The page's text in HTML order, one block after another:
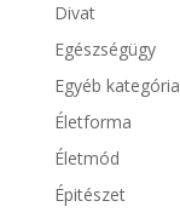
Divat
Egészségügy
Egyéb kategória
Életforma
Életmód
Épitészet